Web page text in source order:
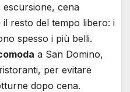
cena
resto del tempo libero: i
spesso i più belli.
a San Domino,
per evitare
dopo cena.